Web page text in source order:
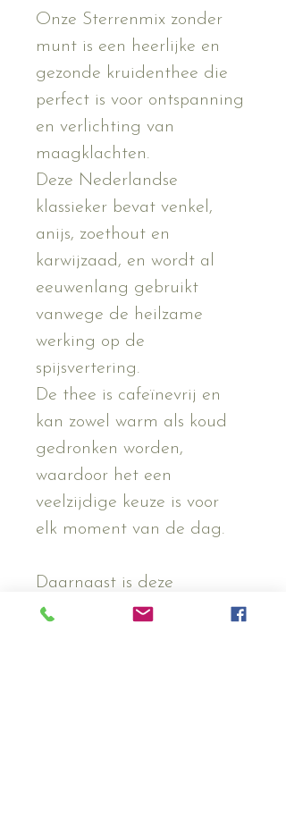
Onze Sterrenmix zonder
munt is een heerlijke en
gezonde kruidenthee die
perfect is voor ontspanning
en verlichting van
maagklachten.
Deze Nederlandse
klassieker bevat venkel,
anijs, zoethout en
karwijzaad, en wordt al
eeuwenlang gebruikt
vanwege de heilzame
werking op de
spijsvertering.
De thee is cafeïnevrij en
kan zowel warm als koud
gedronken worden,
waardoor het een
veelzijdige keuze is voor
elk moment van de dag.
Daarnaast is deze
Sterrenmix zonder munt